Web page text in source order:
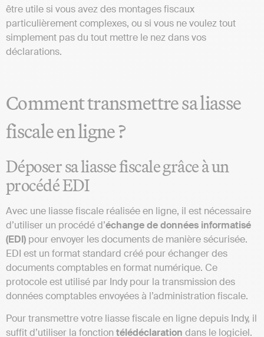
être utile si vous avez des montages fiscaux
particulièrement complexes, ou si vous ne voulez tout
simplement pas du tout mettre le nez dans vos
déclarations.
Comment transmettre sa liasse
fiscale en ligne ?
Déposer sa liasse fiscale grâce à un
procédé EDI
Avec une liasse fiscale réalisée en ligne, il est nécessaire
d’utiliser un procédé d’échange de données informatisé
(EDI) pour envoyer les documents de manière sécurisée.
EDI est un format standard créé pour échanger des
documents comptables en format numérique. Ce
protocole est utilisé par Indy pour la transmission des
données comptables envoyées à l’administration fiscale.
Pour transmettre votre liasse fiscale en ligne depuis Indy, il
suffit d’utiliser la fonction télédéclaration dans le logiciel.